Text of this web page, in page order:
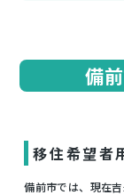
備
移住希望者
備前市では、現在